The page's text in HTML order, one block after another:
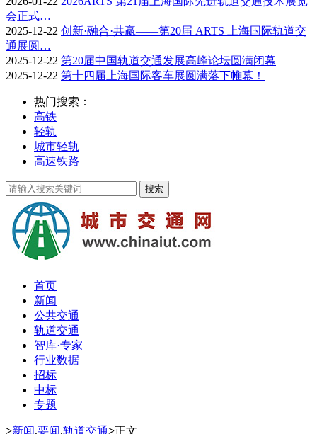
会正式…
2025-12-22 创新·融合·共赢——第20届 ARTS 上海国际轨道交
通展圆…
2025-12-22 第20届中国轨道交通发展高峰论坛圆满闭幕
2025-12-22 第十四届上海国际客车展圆满落下帷幕！
热门搜索：
高铁
轻轨
城市轻轨
高速铁路
首页
新闻
公共交通
轨道交通
智库·专家
行业数据
招标
中标
专题
>新闻,要闻,轨道交通>正文